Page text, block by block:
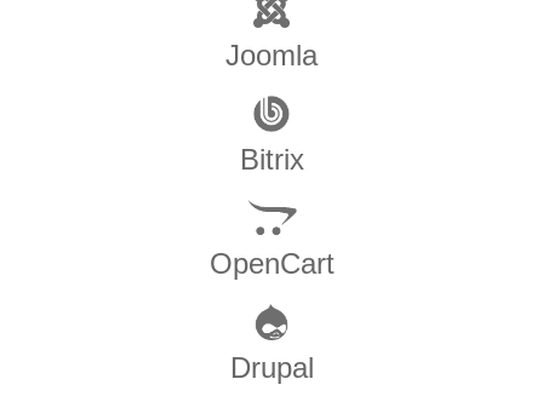
Joomla
Bitrix
OpenCart
Drupal